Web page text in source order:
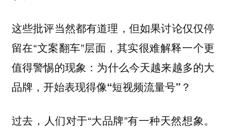
这些批评当然都有道理，但如果讨论仅仅停
留在“文案翻车”层面，其实很难解释一个更
值得警惕的现象： 为什么今天越来越多的大
品牌，开始表现得像“短视频流量号”？
过去，人们对于“大品牌”有一种天然想象。